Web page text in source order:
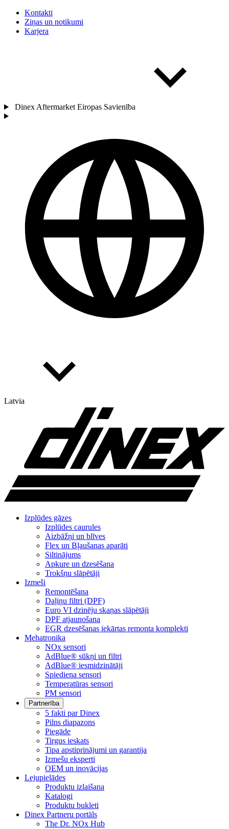
Kontakti
Ziņas un notikumi
Karjera
Dinex Aftermarket Eiropas Savienība
Latvia
Izplūdes gāzes
Izplūdes caurules
Aizbāžņi un blīves
Flex un Bļaušanas aparāti
Siltinājums
Apkure un dzesēšana
Trokšņu slāpētāji
Izmeši
Remontēšana
Daļiņu filtri (DPF)
Euro VI dzinēju skaņas slāpētāji
DPF atjaunošana
EGR dzesēšanas iekārtas remonta komplekti
Mehatronika
NOx sensori
AdBlue® sūkņi un filtri
AdBlue® iesmidzinātāji
Spiediena sensori
Temperatūras sensori
PM sensori
Partnerība
5 fakti par Dinex
Pilns diapazons
Piegāde
Tirgus ieskats
Tipa apstiprinājumi un garantija
Izmešu eksperti
OEM un inovācijas
Lejupielādes
Produktu izlaišana
Katalogi
Produktu bukleti
Dinex Partneru portāls
The Dr. NOx Hub